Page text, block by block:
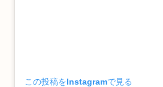
この投稿をInstagramで見る